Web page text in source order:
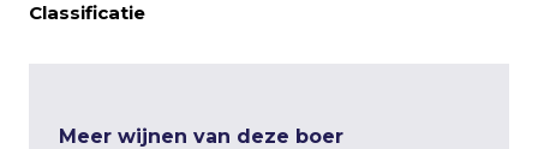
Classificatie
Meer wijnen van deze boer